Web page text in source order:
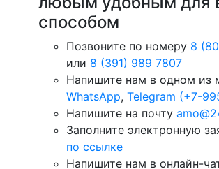
способом
Позвоните по номеру 8
или 8 (391) 989 7807
Напишите нам в одном из
WhatsApp, Telegram (+7-
Напишите на почту
Заполните электронную
по ссылке
Напишите нам в онлайн-